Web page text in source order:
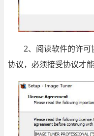
2、阅读软件的许可
协议，必须接受协议才